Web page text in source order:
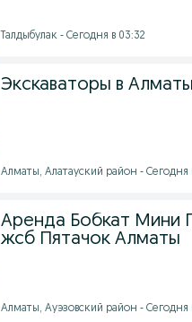
Талдыбулак - Сегодня в 03:32
Экскаваторы в Алматы
Алматы, Алатауский район - Сегодня
Аренда Бобкат Мини
жсб Пятачок Алматы
Алматы, Ауэзовский район - Сегодня